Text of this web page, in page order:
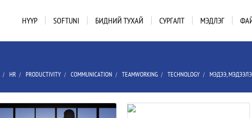
НҮҮР SOFTUNI БИДНИЙ ТУХАЙ СУРГАЛТ МЭДЛЭГ
/ HR / PRODUCTIVITY / COMMUNICATION / TEAMWORKING / TECHNOLOGY / МЭДЭЭ,